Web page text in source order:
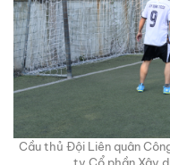
Cầu thủ Đội Liên quân